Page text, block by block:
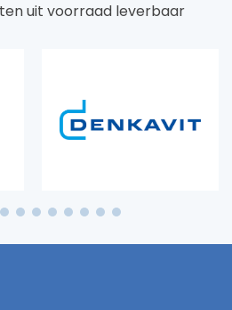
uit voorraad leverbaar
4 5 6 7 8 9 10 11